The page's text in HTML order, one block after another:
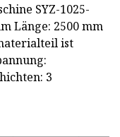
SYZ-1025-
Länge: 2500 mm
ist
3